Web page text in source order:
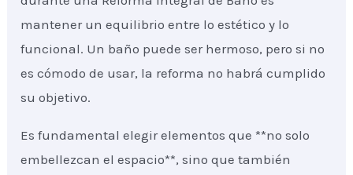
mantener un equilibrio entre lo estético y lo
funcional. Un baño puede ser hermoso, pero si no
es cómodo de usar, la reforma no habrá cumplido
su objetivo.
Es fundamental elegir elementos que **no solo
embellezcan el espacio**, sino que también